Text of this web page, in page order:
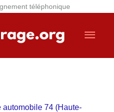
téléphonique
automobile 74 (Haute-